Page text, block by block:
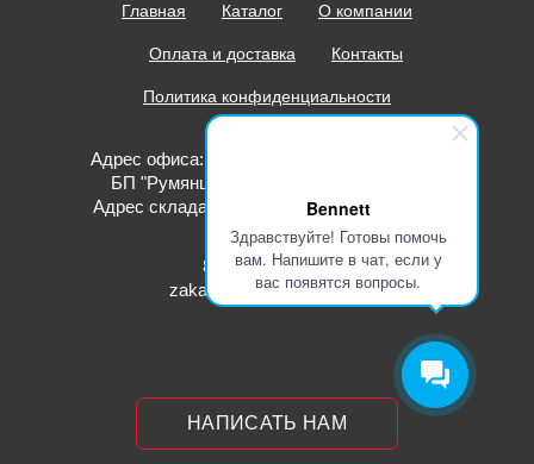
Bennett
Здравствуйте! Готовы помочь
вам. Напишите в чат, если у
вас появятся вопросы.
Главная Каталог О компании
Оплата и доставка Контакты
Политика конфиденциальности
Адрес офиса: г. Москва, метро Румянцево,
БП "Румянцево", корпус В, офис 507В
Адрес склада: г. Москва, ул. Рябиновая д.
55, стр. 2.
8-800-350-81-67
zakaz@bennett-russia.ru
НАПИСАТЬ НАМ